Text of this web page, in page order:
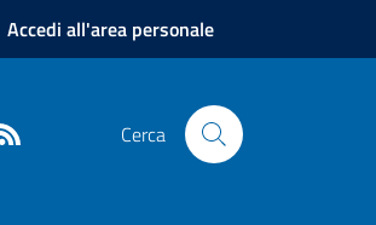
Accedi all'area personale
Cerca